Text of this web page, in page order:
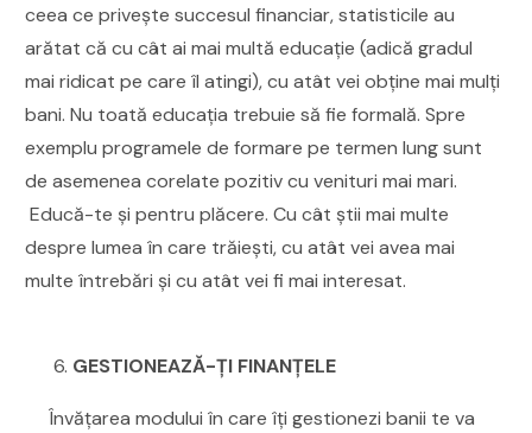
ceea ce privește succesul financiar, statisticile au
arătat că cu cât ai mai multă educație (adică gradul
mai ridicat pe care îl atingi), cu atât vei obține mai mulți
bani. Nu toată educația trebuie să fie formală. Spre
exemplu programele de formare pe termen lung sunt
de asemenea corelate pozitiv cu venituri mai mari.
Educă-te și pentru plăcere. Cu cât știi mai multe
despre lumea în care trăiești, cu atât vei avea mai
multe întrebări și cu atât vei fi mai interesat.
GESTIONEAZĂ-ȚI FINANȚELE
Învățarea modului în care îți gestionezi banii te va